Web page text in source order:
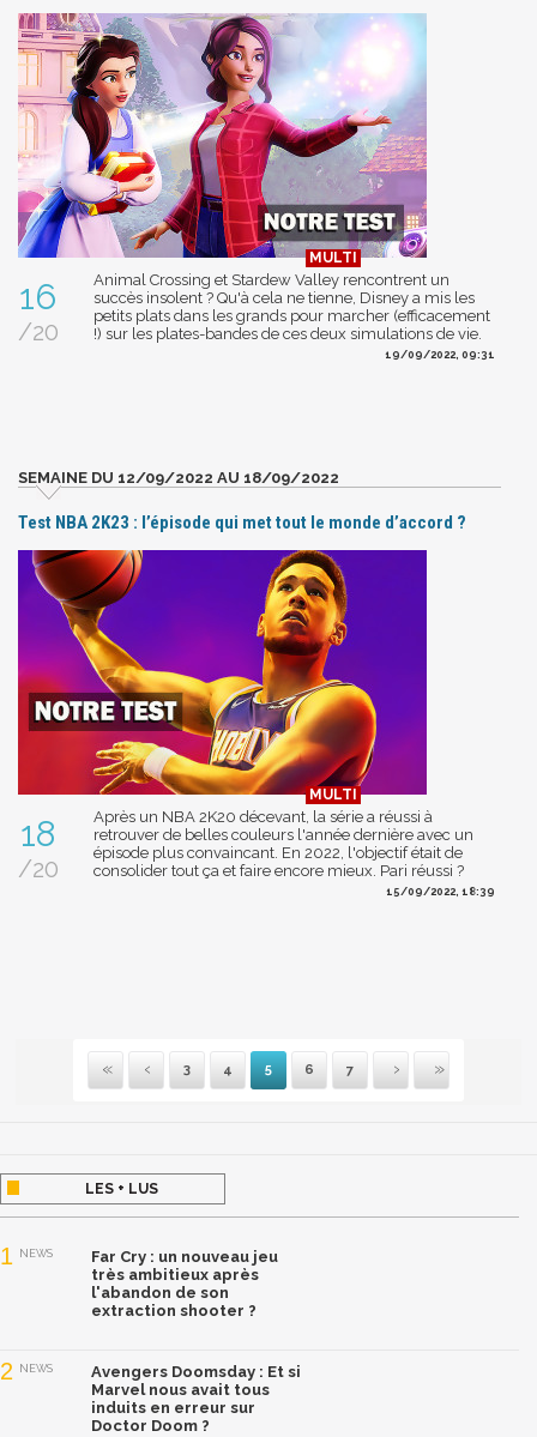
16
/20
Animal Crossing et Stardew Valley rencontrent un
succès insolent ? Qu'à cela ne tienne, Disney a mis les
petits plats dans les grands pour marcher (efficacement
!) sur les plates-bandes de ces deux simulations de vie.
19/09/2022, 09:31
SEMAINE DU 12/09/2022 AU 18/09/2022
Test NBA 2K23 : l’épisode qui met tout le monde d’accord ?
18
/20
Après un NBA 2K20 décevant, la série a réussi à
retrouver de belles couleurs l'année dernière avec un
épisode plus convaincant. En 2022, l'objectif était de
consolider tout ça et faire encore mieux. Pari réussi ?
15/09/2022, 18:39
Première
Précédente
3 4 5 6 7
Suivante
Dernière
LES + LUS
1 NEWS
Far Cry : un nouveau jeu
très ambitieux après
l'abandon de son
extraction shooter ?
2 NEWS
Avengers Doomsday : Et si
Marvel nous avait tous
induits en erreur sur
Doctor Doom ?